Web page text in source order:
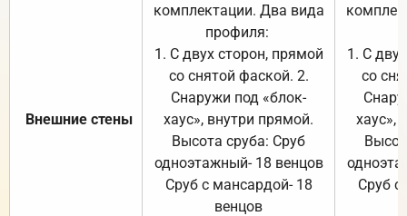
Внешние стены
комплектации. Два вида
профиля:
1. С двух сторон, прямой
со снятой фаской. 2.
Снаружи под «блок-
хаус», внутри прямой.
Высота сруба: Сруб
одноэтажный- 18 венцов
Сруб с мансардой- 18
венцов
1. С
со
хаус»,
Сруб с